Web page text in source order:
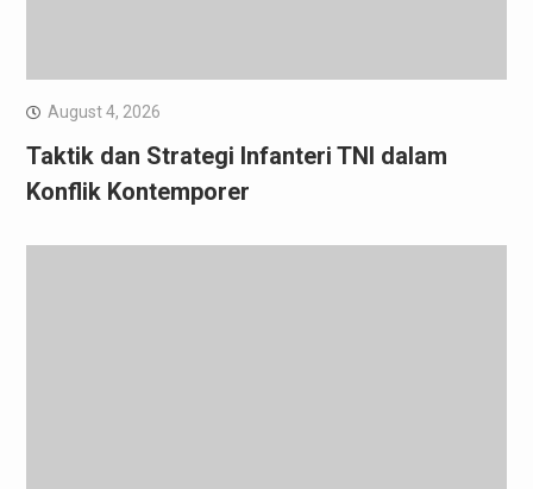
August 4, 2026
Taktik dan Strategi Infanteri TNI dalam
Konflik Kontemporer